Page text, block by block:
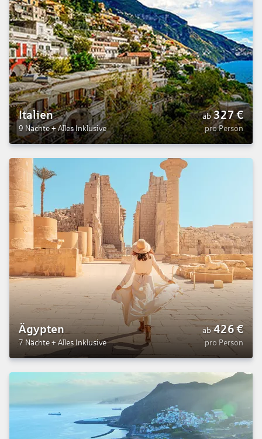
Italien
9 Nächte+ Alles Inklusive
ab 327€
pro Person
Ägypten
7 Nächte +Alles Inklusive
ab 426€
pro Person